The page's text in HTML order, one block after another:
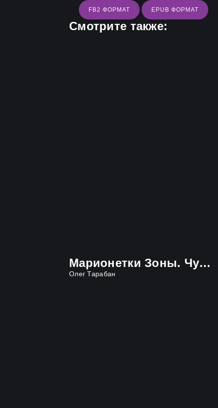
FB2 ФОРМАТ EPUB ФОРМАТ
Смотрите также:
Марионетки Зоны. Чужое небо
Олег Тарабан